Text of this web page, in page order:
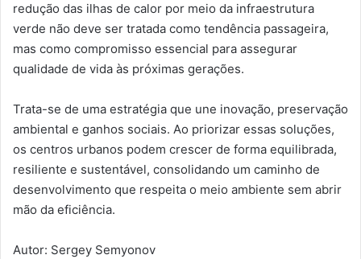
redução das ilhas de calor por meio da infraestrutura
verde não deve ser tratada como tendência passageira,
mas como compromisso essencial para assegurar
qualidade de vida às próximas gerações.
Trata-se de uma estratégia que une inovação, preservação
ambiental e ganhos sociais. Ao priorizar essas soluções,
os centros urbanos podem crescer de forma equilibrada,
resiliente e sustentável, consolidando um caminho de
desenvolvimento que respeita o meio ambiente sem abrir
mão da eficiência.
Autor: Sergey Semyonov